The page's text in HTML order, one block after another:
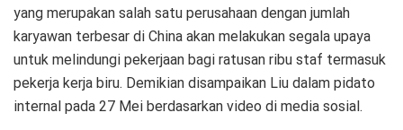
yang merupakan salah satu perusahaan dengan jumlah
karyawan terbesar di China akan melakukan segala upaya
untuk melindungi pekerjaan bagi ratusan ribu staf termasuk
pekerja kerja biru. Demikian disampaikan Liu dalam pidato
internal pada 27 Mei berdasarkan video di media sosial.